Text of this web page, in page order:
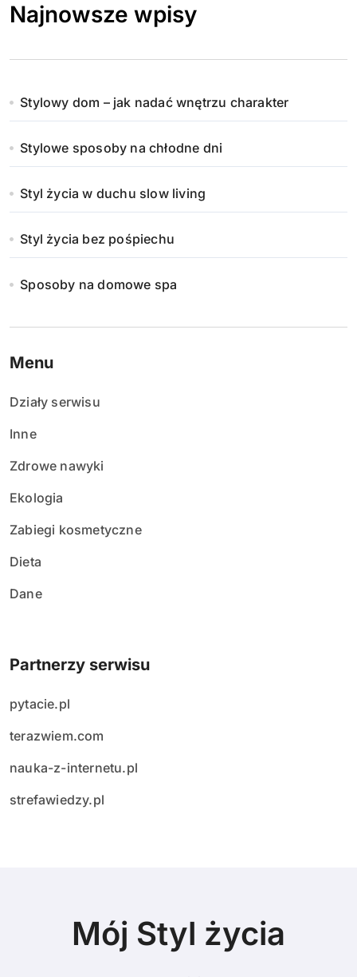
Najnowsze wpisy
Stylowy dom – jak nadać wnętrzu charakter
Stylowe sposoby na chłodne dni
Styl życia w duchu slow living
Styl życia bez pośpiechu
Sposoby na domowe spa
Menu
Działy serwisu
Inne
Zdrowe nawyki
Ekologia
Zabiegi kosmetyczne
Dieta
Dane
Partnerzy serwisu
pytacie.pl
terazwiem.com
nauka-z-internetu.pl
strefawiedzy.pl
Mój Styl życia